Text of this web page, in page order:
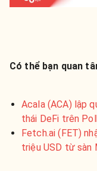
Có thể bạn quan
Acala (ACA) lập
thái DeFi trên
Fetch.ai (FET)
triệu USD từ sàn